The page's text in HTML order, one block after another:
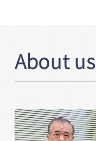
About us